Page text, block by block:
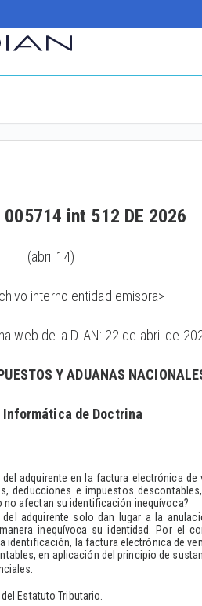
005714 int 512 DE 2026
(abril 14)
interno entidad emisora>
web de la DIAN: 22 de abril de
Y ADUANAS
Informática de Doctrina
adquirente en la factura electrónica
deducciones e impuestos
afectan su identificación inequívoca?
adquirente solo dan lugar a la
inequívoca su identidad. Por el
identificación, la factura electrónica de
en aplicación del principio de
del Estatuto Tributario.